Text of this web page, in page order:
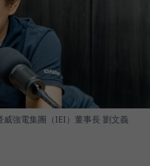
強電集團（IEI）董事長 劉文義